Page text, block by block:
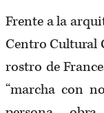
Frente a la
Centro Cultural
rostro de
“marcha con